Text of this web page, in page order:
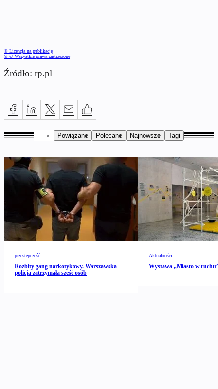
© Licencja na publikację
© ℗ Wszystkie prawa zastrzeżone
Źródło: rp.pl
Powiązane Polecane Najnowsze Tagi
przestępczość
Rozbity gang narkotykowy. Warszawska
policja zatrzymała sześć osób
Aktualności
Wystawa „Miasto w